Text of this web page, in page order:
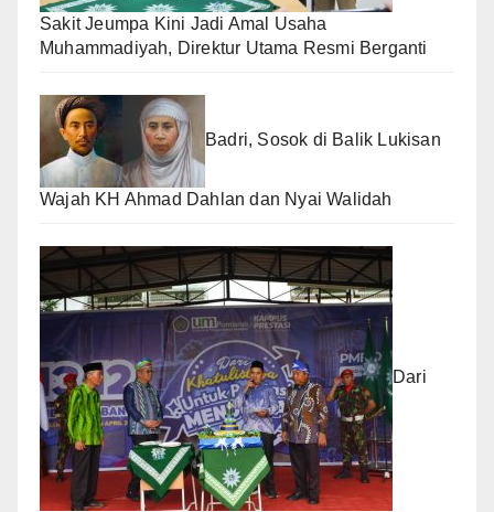
Sakit Jeumpa Kini Jadi Amal Usaha
Muhammadiyah, Direktur Utama Resmi Berganti
Badri, Sosok di Balik Lukisan
Wajah KH Ahmad Dahlan dan Nyai Walidah
Dari